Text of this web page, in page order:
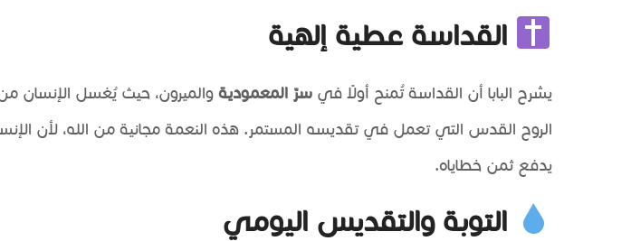
القداسة عطية إلهية
يشرح البابا أن القداسة تُمنح أولًا في سرّ المعمودية والميرون، حيث يُغسل الإنسان
الروح القدس التي تعمل في تقديسه المستمر. هذه النعمة مجانية من الله، لأن
يدفع ثمن خطاياه.
التوبة والتقديس اليومي